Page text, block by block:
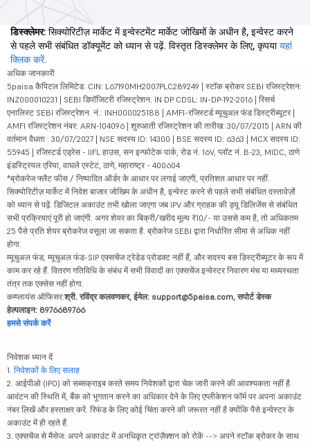
डिस्क्लेमर: सिक्योरिटीज़ मार्केट में इन्वेस्टमेंट मार्केट जोखिमों के अधीन है, इन्वेस्ट करने
से पहले सभी संबंधित डॉक्यूमेंट को ध्यान से पढ़ें. विस्तृत डिस्क्लेमर के लिए, कृपयायहां
क्लिक करें.
अधिक जानकारी
5paisa कैपिटल लिमिटेड. CIN: L67190MH2007PLC289249 | स्टॉक ब्रोकर SEBI रजिस्ट्रेशन:
INZ000010231 | SEBI डिपॉजिटरी रजिस्ट्रेशन: IN DP CDSL: IN-DP-192-2016 | रिसर्च
एनालिस्ट SEBI रजिस्ट्रेशन. नं.: INH000025188 | AMFI-रजिस्टर्ड म्यूचुअल फंड डिस्ट्रीब्यूटर |
AMFI रजिस्ट्रेशन नंबर: ARN-104096 | शुरुआती रजिस्ट्रेशन की तारीख: 30/07/2015 | ARN की
वर्तमान वैधता : 30/07/2027 | NSE सदस्य ID: 14300 | BSE सदस्य ID: 6363 | MCX सदस्य ID:
55945 | रजिस्टर्ड एड्रेस - IIFL हाउस, सन इन्फोटेक पार्क, रोड नं. 16V, प्लॉट नं. B-23, MIDC, ठाणे
इंडस्ट्रियल एरिया, वाघले एस्टेट, ठाणे, महाराष्ट्र - 400604
*ब्रोकरेज फ्लैट फीस / निष्पादित ऑर्डर के आधार पर लगाई जाएगी, प्रतिशत आधार पर नहीं.
सिक्योरिटीज़ मार्केट में निवेश बाजार जोखिम के अधीन है, इन्वेस्ट करने से पहले सभी संबंधित दस्तावेज़ों
को ध्यान से पढ़ें. डिजिटल अकाउंट तभी खोला जाएगा जब IPV और ग्राहक की ड्यू डिलिजेंस से संबंधित
सभी प्रक्रियाएं पूरी हो जाएंगी. अगर शेयर का बिक्री/खरीद मूल्य ₹10/- या उससे कम है, तो अधिकतम
25 पैसे प्रति शेयर ब्रोकरेज वसूला जा सकता है. ब्रोकरेज SEBI द्वारा निर्धारित सीमा से अधिक नहीं
होगा.
म्यूचुअल फंड, म्यूचुअल फंड-SIP एक्सचेंज ट्रेडेड प्रोडक्ट नहीं हैं, और सदस्य बस डिस्ट्रीब्यूटर के रूप में
काम कर रहे हैं. वितरण गतिविधि के संबंध में सभी विवादों का एक्सचेंज इन्वेस्टर निवारण मंच या मध्यस्थता
तंत्र तक एक्सेस नहीं होगा.
कम्प्लायंस ऑफिसर:श्री. रविंद्र कलवणकर, ईमेल: support@5paisa.com, सपोर्ट डेस्क
हेल्पलाइन: 8976689766
हमसे संपर्क करें
निवेशक ध्यान दें
1. निवेशकों के लिए सलाह
2. आईपीओ (IPO) को सब्सक्राइब करते समय निवेशकों द्वारा चेक जारी करने की आवश्यकता नहीं है.
आवंटन की स्थिति में, बैंक को भुगतान करने का अधिकार देने के लिए एप्लीकेशन फॉर्म पर अपना अकाउंट
नंबर लिखें और हस्ताक्षर करें. रिफंड के लिए कोई चिंता करने की जरूरत नहीं है क्योंकि पैसे इन्वेस्टर के
अकाउंट में ही रहते हैं.
3. एक्सचेंज से मैसेज: अपने अकाउंट में अनधिकृत ट्रांज़ैक्शन को रोकें --> अपने स्टॉक ब्रोकर के साथ